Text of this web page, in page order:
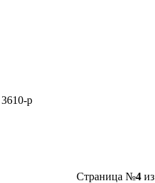
р
Страница №4из